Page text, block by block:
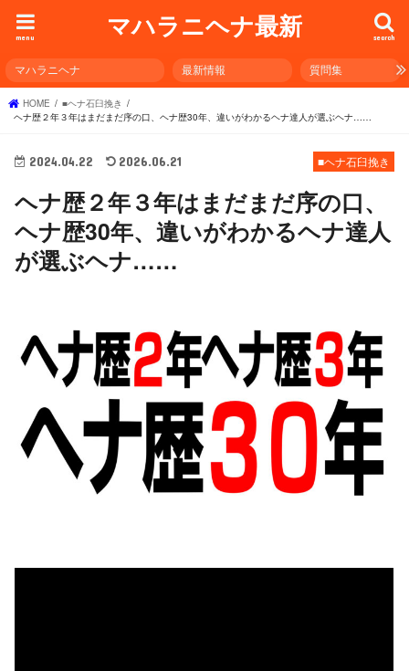
マハラニヘナ最新 search
menu
マハラニヘナ 最新情報 質問集
HOME
■ヘナ石臼挽き
ヘナ歴２年３年はまだまだ序の口、ヘナ歴30年、違いがわかるヘナ達人が選ぶヘナ……
■ヘナ石臼挽き
2024.04.22 2026.06.21
ヘナ歴２年３年はまだまだ序の口、
ヘナ歴30年、違いがわかるヘナ達人
が選ぶヘナ……